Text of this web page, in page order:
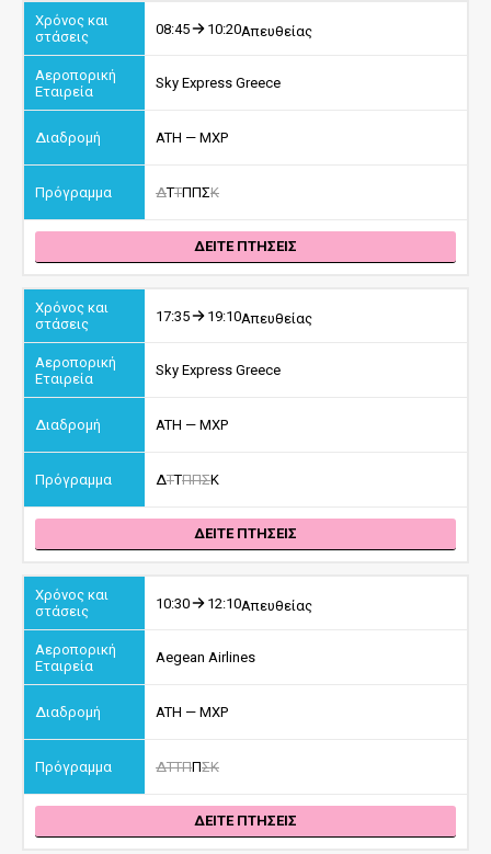
08:45 10:20Απευθείας
Sky Express Greece
ATH — MXP
ΔΤΤΠΠΣΚ
ΔΕΙΤΕ ΠΤΗΣΕΙΣ
17:35 19:10Απευθείας
Sky Express Greece
ATH — MXP
ΔΤΤΠΠΣΚ
ΔΕΙΤΕ ΠΤΗΣΕΙΣ
10:30 12:10Απευθείας
Aegean Airlines
ATH — MXP
ΔΤΤΠΠΣΚ
ΔΕΙΤΕ ΠΤΗΣΕΙΣ